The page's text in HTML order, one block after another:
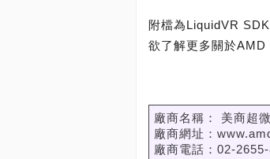
附檔為LiquidVR
欲了解更多關於
廠商名稱： 美商超
廠商網址：
廠商電話：02-